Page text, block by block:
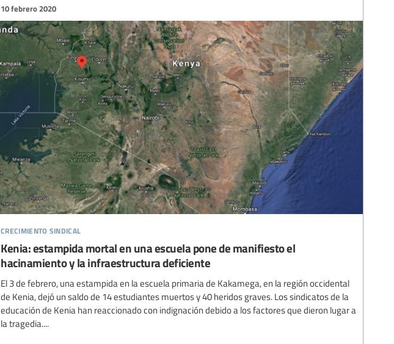
crecimiento sindical
10 febrero 2020
Kenia: estampida mortal en una escuela pone de manifiesto el
hacinamiento y la infraestructura deficiente
El 3 de febrero, una estampida en la escuela primaria de Kakamega, en la región occidental
de Kenia, dejó un saldo de 14 estudiantes muertos y 40 heridos graves. Los sindicatos de la
educación de Kenia han reaccionado con indignación debido a los factores que dieron lugar a
la tragedia....